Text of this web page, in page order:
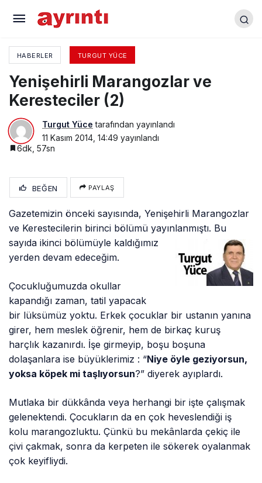
HABERLER TURGUT YÜCE
Yenişehirli Marangozlar ve
Keresteciler (2)
Turgut Yüce tarafından yayınlandı
11 Kasım 2014, 14:49 yayınlandı
6dk, 57sn
BEĞEN PAYLAŞ
Gazetemizin önceki sayısında, Yenişehirli Marangozlar
ve Kerestecilerin birinci bölümü yayınlanmıştı. Bu
sayıda ikinci bölümüyle kaldığımız
yerden devam edeceğim.
Çocukluğumuzda okullar
kapandığı zaman, tatil yapacak
bir lüksümüz yoktu. Erkek çocuklar bir ustanın yanına
girer, hem meslek öğrenir, hem de birkaç kuruş
harçlık kazanırdı. İşe girmeyip, boşu boşuna
dolaşanlara ise büyüklerimiz : “Niye öyle geziyorsun,
yoksa köpek mi taşlıyorsun?” diyerek ayıplardı.
Mutlaka bir dükkânda veya herhangi bir işte çalışmak
gelenektendi. Çocukların da en çok heveslendiği iş
kolu marangozluktu. Çünkü bu mekânlarda çekiç ile
çivi çakmak, sonra da kerpeten ile sökerek oyalanmak
çok keyifliydi.
Yenişehirli Marangozlar ve Keresteciler (1)